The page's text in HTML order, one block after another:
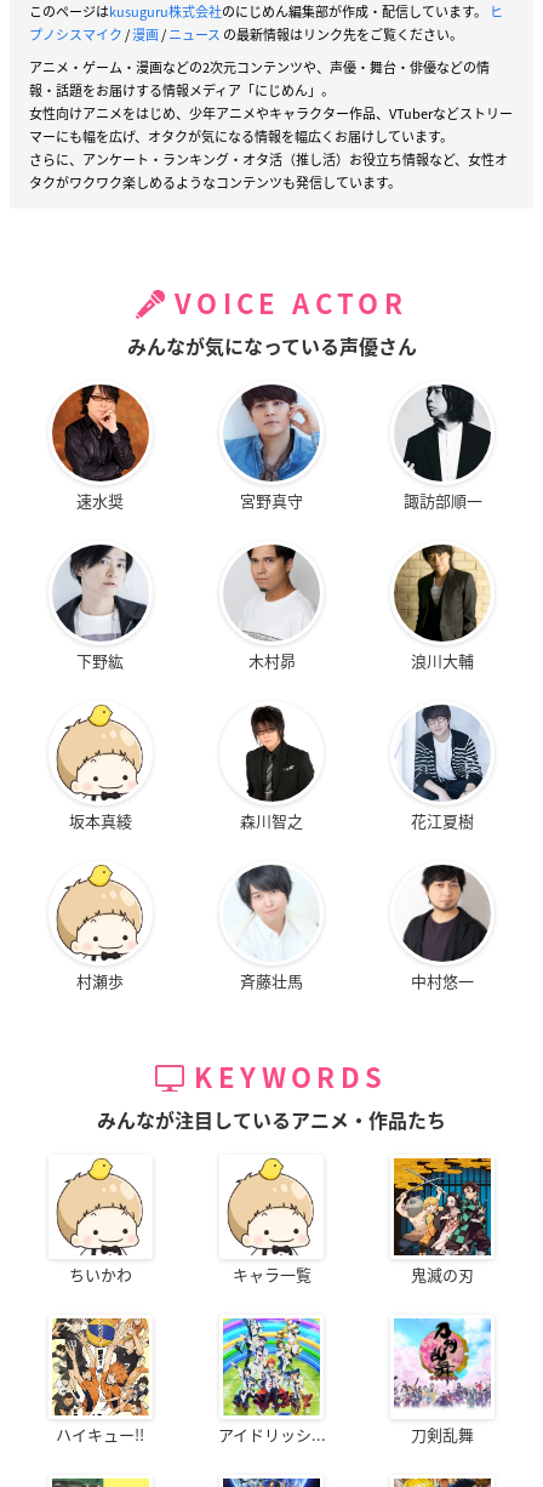
このページはkusuguru株式会社のにじめん編集部が作成・配信しています。
ヒ
プノシスマイク/漫画/ニュース の最新情報はリンク先をご覧ください。
アニメ・ゲーム・漫画などの2次元コンテンツや、声優・舞台・俳優などの情
報・話題をお届けする情報メディア「にじめん」。
女性向けアニメをはじめ、少年アニメやキャラクター作品、VTuberなどストリー
マーにも幅を広げ、オタクが気になる情報を幅広くお届けしています。
さらに、アンケート・ランキング・オタ活（推し活）お役立ち情報など、女性オ
タクがワクワク楽しめるようなコンテンツも発信しています。
VOICE ACTOR
みんなが気になっている声優さん
速水奨 宮野真守 諏訪部順一
下野紘 木村昴 浪川大輔
坂本真綾 森川智之 花江夏樹
村瀬歩 斉藤壮馬 中村悠一
KEYWORDS
みんなが注目しているアニメ・作品たち
ちいかわ キャラ一覧 鬼滅の刃
ハイキュー!! アイドリッシ... 刀剣乱舞